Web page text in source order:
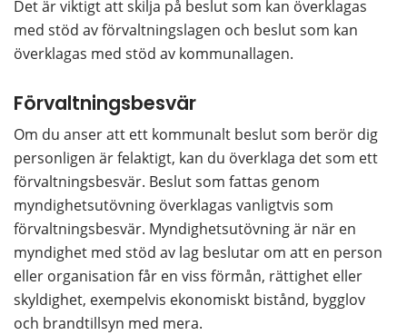
Det är viktigt att skilja på beslut som kan överklagas
med stöd av förvaltningslagen och beslut som kan
överklagas med stöd av kommunallagen.
Förvaltningsbesvär
Om du anser att ett kommunalt beslut som berör dig
personligen är felaktigt, kan du överklaga det som ett
förvaltningsbesvär. Beslut som fattas genom
myndighetsutövning överklagas vanligtvis som
förvaltningsbesvär. Myndighetsutövning är när en
myndighet med stöd av lag beslutar om att en person
eller organisation får en viss förmån, rättighet eller
skyldighet, exempelvis ekonomiskt bistånd, bygglov
och brandtillsyn med mera.